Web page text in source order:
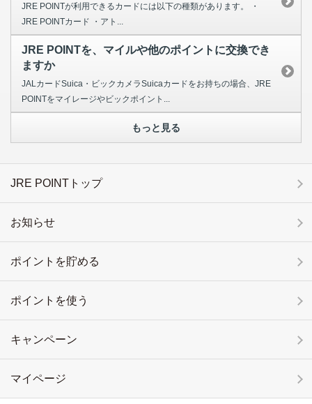
JRE POINTが利用できるカードには以下の種類があります。 ・
JRE POINTカード ・アト...
JRE POINTを、マイルや他のポイントに交換でき
ますか
JALカードSuica・ビックカメラSuicaカードをお持ちの場合、JRE
POINTをマイレージやビックポイント...
もっと見る
JRE POINTトップ
お知らせ
ポイントを貯める
ポイントを使う
キャンペーン
マイページ